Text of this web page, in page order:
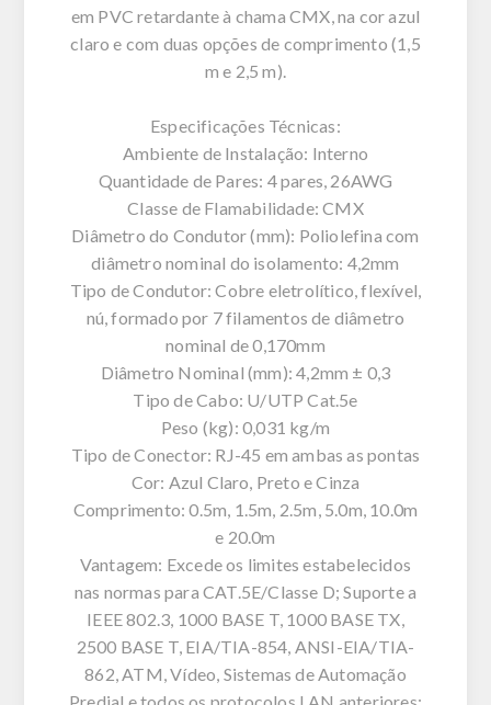
em PVC retardante à chama CMX, na cor azul
claro e com duas opções de comprimento (1,5
m e 2,5 m).
Especificações Técnicas:
Ambiente de Instalação: Interno
Quantidade de Pares: 4 pares, 26AWG
Classe de Flamabilidade: CMX
Diâmetro do Condutor (mm): Poliolefina com
diâmetro nominal do isolamento: 4,2mm
Tipo de Condutor: Cobre eletrolítico, flexível,
nú, formado por 7 filamentos de diâmetro
nominal de 0,170mm
Diâmetro Nominal (mm): 4,2mm ± 0,3
Tipo de Cabo: U/UTP Cat.5e
Peso (kg): 0,031 kg/m
Tipo de Conector: RJ-45 em ambas as pontas
Cor: Azul Claro, Preto e Cinza
Comprimento: 0.5m, 1.5m, 2.5m, 5.0m, 10.0m
e 20.0m
Vantagem: Excede os limites estabelecidos
nas normas para CAT.5E/Classe D; Suporte a
IEEE 802.3, 1000 BASE T, 1000 BASE TX,
2500 BASE T, EIA/TIA-854, ANSI-EIA/TIA-
862, ATM, Vídeo, Sistemas de Automação